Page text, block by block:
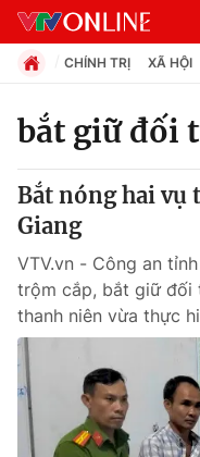
Chuyên mục
Chính trị
Xã hội
Pháp luật
Y tế
CHÍNH TRỊ XÃ HỘI
bắt giữ đối
Bắt nóng hai vụ
Giang
VTV.vn - Công an
trộm cắp, bắt giữ đối
thanh niên vừa thực